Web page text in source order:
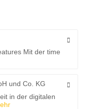
Mit der time
und Co. KG
in der digitalen